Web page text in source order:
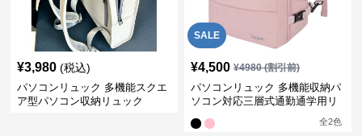
¥3,980 (税込)
パソコンリュック 多機能スクエ
ア型パソコン収納リュック
SALE
¥4,500 ¥4980(割引前)
パソコンリュック 多機能収納パ
ソコン対応三層式通勤通学用リ
全2色